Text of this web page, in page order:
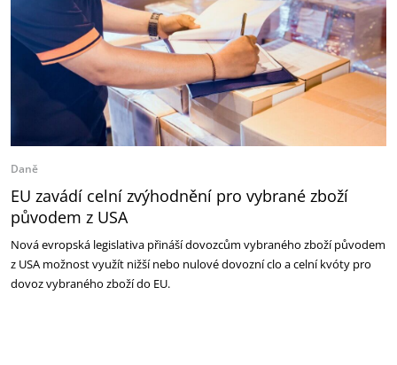
Daně
EU zavádí celní zvýhodnění pro vybrané zboží
původem z USA
Nová evropská legislativa přináší dovozcům vybraného zboží původem
z USA možnost využít nižší nebo nulové dovozní clo a celní kvóty pro
dovoz vybraného zboží do EU.